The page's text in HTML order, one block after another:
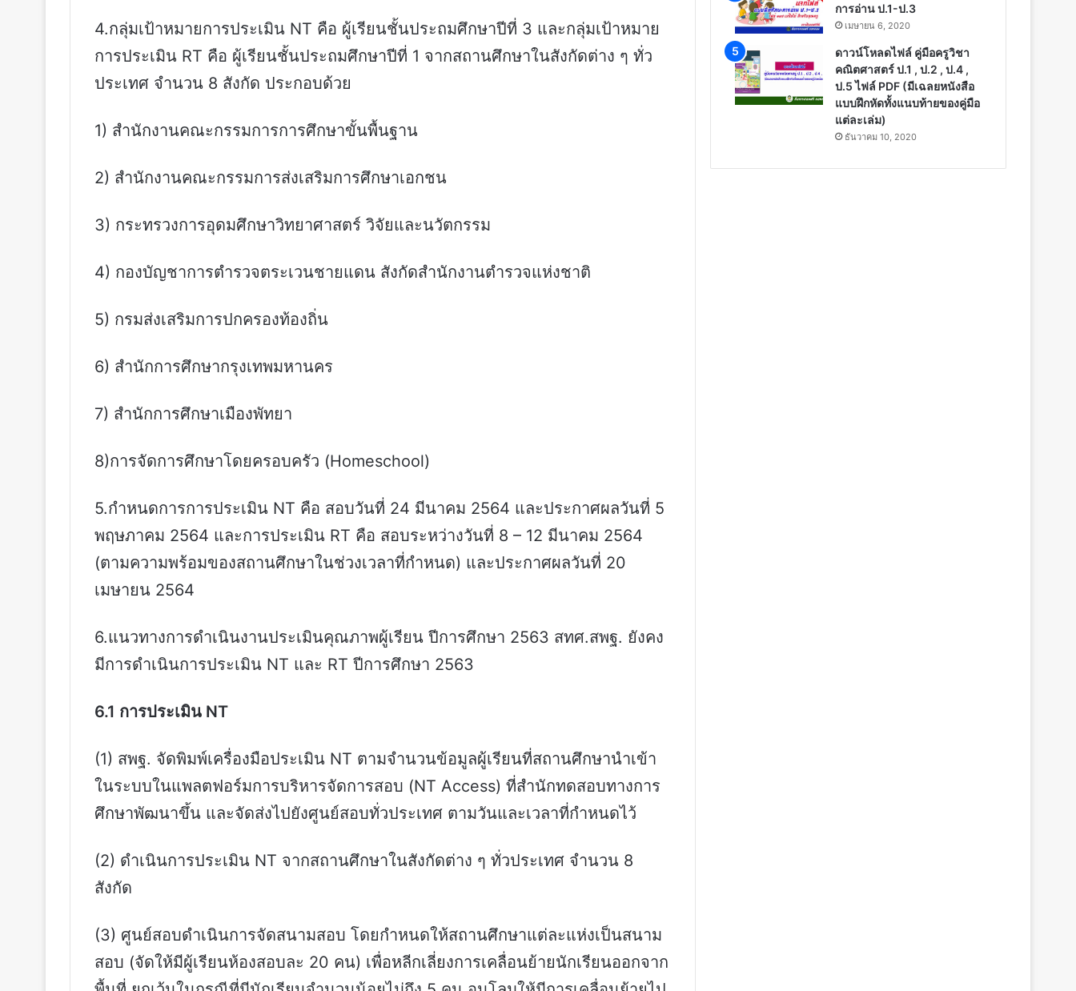
4.กลุ่มเป้าหมายการประเมิน NT คือ ผู้เรียนชั้นประถมศึกษาปีที่ 3 และกลุ่มเป้าหมาย
การประเมิน RT คือ ผู้เรียนชั้นประถมศึกษาปีที่ 1 จากสถานศึกษาในสังกัดต่าง ๆ ทั่ว
ประเทศ จำนวน 8 สังกัด ประกอบด้วย
1) สำนักงานคณะกรรมการการศึกษาขั้นพื้นฐาน
2) สำนักงานคณะกรรมการส่งเสริมการศึกษาเอกชน
3) กระทรวงการอุดมศึกษาวิทยาศาสตร์ วิจัยและนวัตกรรม
4) กองบัญชาการตำรวจตระเวนชายแดน สังกัดสำนักงานตำรวจแห่งชาติ
5) กรมส่งเสริมการปกครองท้องถิ่น
6) สำนักการศึกษากรุงเทพมหานคร
7) สำนักการศึกษาเมืองพัทยา
8)การจัดการศึกษาโดยครอบครัว (Homeschool)
5.กำหนดการการประเมิน NT คือ สอบวันที่ 24 มีนาคม 2564 และประกาศผลวันที่ 5
พฤษภาคม 2564 และการประเมิน RT คือ สอบระหว่างวันที่ 8 – 12 มีนาคม 2564
(ตามความพร้อมของสถานศึกษาในช่วงเวลาที่กำหนด) และประกาศผลวันที่ 20
เมษายน 2564
6.แนวทางการดำเนินงานประเมินคุณภาพผู้เรียน ปีการศึกษา 2563 สทศ.สพฐ. ยังคง
มีการดำเนินการประเมิน NT และ RT ปีการศึกษา 2563
6.1 การประเมิน NT
(1) สพฐ. จัดพิมพ์เครื่องมือประเมิน NT ตามจำนวนข้อมูลผู้เรียนที่สถานศึกษานำเข้า
ในระบบในแพลตฟอร์มการบริหารจัดการสอบ (NT Access) ที่สำนักทดสอบทางการ
ศึกษาพัฒนาขึ้น และจัดส่งไปยังศูนย์สอบทั่วประเทศ ตามวันและเวลาที่กำหนดไว้
(2) ดำเนินการประเมิน NT จากสถานศึกษาในสังกัดต่าง ๆ ทั่วประเทศ จำนวน 8
สังกัด
(3) ศูนย์สอบดำเนินการจัดสนามสอบ โดยกำหนดให้สถานศึกษาแต่ละแห่งเป็นสนาม
สอบ (จัดให้มีผู้เรียนห้องสอบละ 20 คน) เพื่อหลีกเลี่ยงการเคลื่อนย้ายนักเรียนออกจาก
การอ่าน ป.1-ป.3
เมษายน 6, 2020
ดาวน์โหลดไฟล์ คู่มือครูวิชา
คณิตศาสตร์ ป.1 , ป.2 , ป.4 ,
ป.5 ไฟล์ PDF (มีเฉลยหนังสือ
แบบฝึกหัดทั้งแนบท้ายของคู่มือ
แต่ละเล่ม)
ธันวาคม 10, 2020